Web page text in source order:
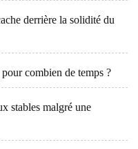
derrière la solidité du
combien de temps ?
stables malgré une